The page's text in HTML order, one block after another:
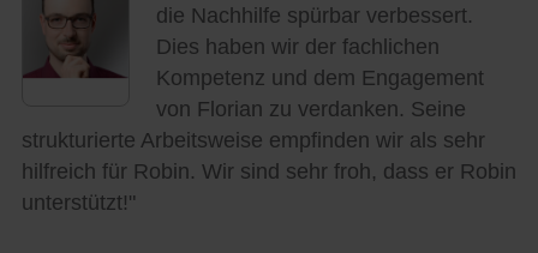
die Nachhilfe spürbar verbessert.
Dies haben wir der fachlichen
Kompetenz und dem Engagement
von Florian zu verdanken. Seine
strukturierte Arbeitsweise empfinden wir als sehr
hilfreich für Robin. Wir sind sehr froh, dass er Robin
unterstützt!"